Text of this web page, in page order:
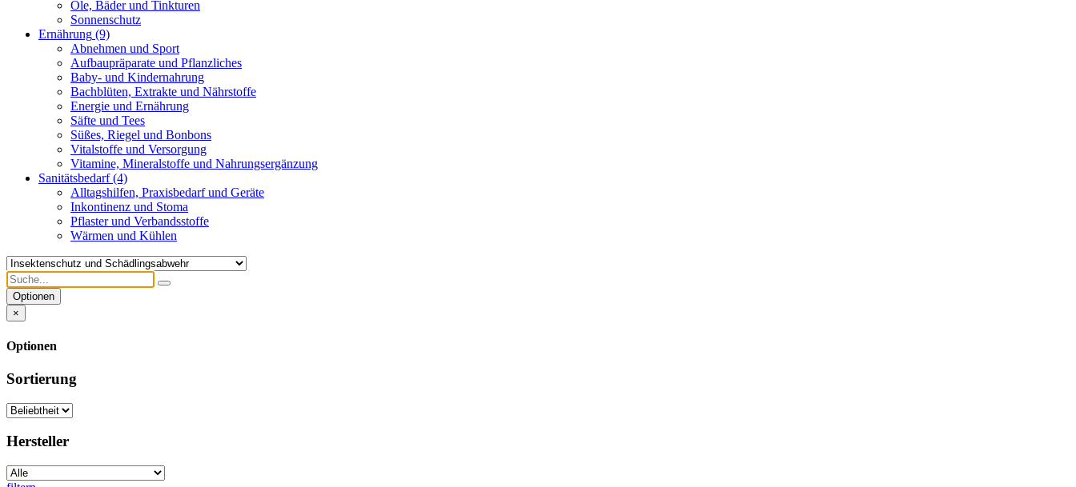
Öle, Bäder und Tinkturen
Sonnenschutz
Ernährung (9)
Abnehmen und Sport
Aufbaupräparate und Pflanzliches
Baby- und Kindernahrung
Bachblüten, Extrakte und Nährstoffe
Energie und Ernährung
Säfte und Tees
Süßes, Riegel und Bonbons
Vitalstoffe und Versorgung
Vitamine, Mineralstoffe und Nahrungsergänzung
Sanitätsbedarf(4)
Alltagshilfen, Praxisbedarf und Geräte
Inkontinenz und Stoma
Pflaster und Verbandsstoffe
Wärmen und Kühlen
Optionen
×
Optionen
Sortierung
Hersteller